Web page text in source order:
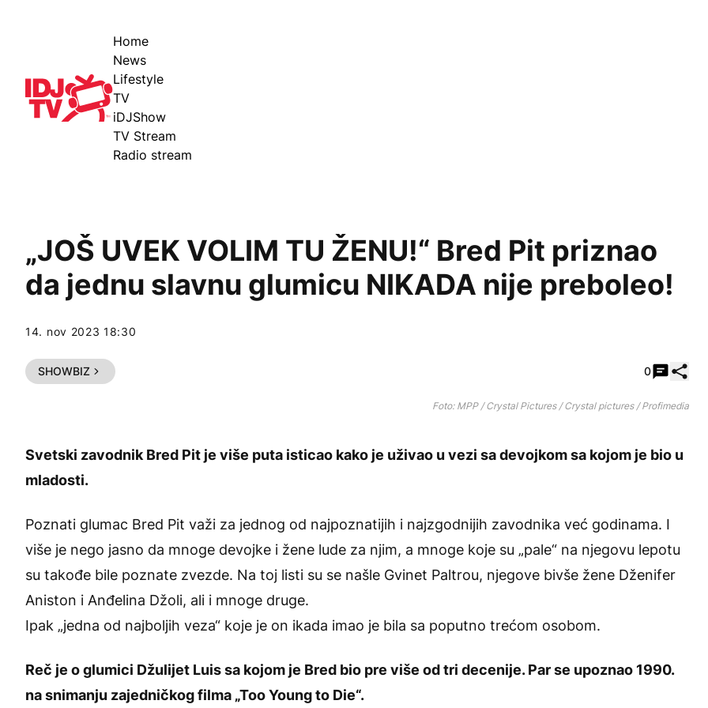
IDJ TV
Home
News
Lifestyle
TV
iDJShow
TV Stream
Radio stream
„JOŠ UVEK VOLIM TU ŽENU!“ Bred Pit priznao
da jednu slavnu glumicu NIKADA nije preboleo!
14. nov 2023 18:30
SHOWBIZ 0
Foto: MPP / Crystal Pictures / Crystal pictures / Profimedia
Svetski zavodnik Bred Pit je više puta isticao kako je uživao u vezi sa devojkom sa kojom je bio u
mladosti.
Poznati glumac Bred Pit važi za jednog od najpoznatijih i najzgodnijih zavodnika već godinama. I
više je nego jasno da mnoge devojke i žene lude za njim, a mnoge koje su „pale“ na njegovu lepotu
su takođe bile poznate zvezde. Na toj listi su se našle Gvinet Paltrou, njegove bivše žene Dženifer
Aniston i Anđelina Džoli, ali i mnoge druge.
Ipak „jedna od najboljih veza“ koje je on ikada imao je bila sa poputno trećom osobom.
Reč je o glumici Džulijet Luis sa kojom je Bred bio pre više od tri decenije. Par se upoznao 1990.
na snimanju zajedničkog filma „Too Young to Die“.